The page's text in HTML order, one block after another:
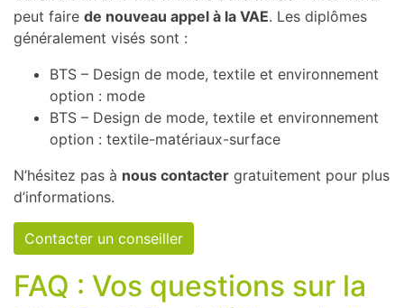
peut faire de nouveau appel à la VAE. Les diplômes
généralement visés sont :
BTS – Design de mode, textile et environnement
option : mode
BTS – Design de mode, textile et environnement
option : textile-matériaux-surface
N’hésitez pas à nous contacter gratuitement pour plus
d’informations.
Contacter un conseiller
FAQ : Vos questions sur la